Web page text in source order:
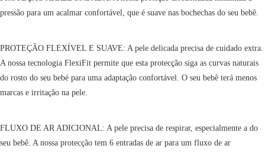
pressão para um acalmar confortável, que é suave nas bochechas do seu bebê.
PROTEÇÃO FLEXÍVEL E SUAVE: A pele delicada precisa de cuidado extra.
A nossa tecnologia FlexiFit permite que esta protecção siga as curvas naturais
do rosto do seu bebé para uma adaptação confortável. O seu bebê terá menos
marcas e irritação na pele.
FLUXO DE AR ADICIONAL: A pele precisa de respirar, especialmente a do
seu bebê. A nossa protecção tem 6 entradas de ar para um fluxo de ar